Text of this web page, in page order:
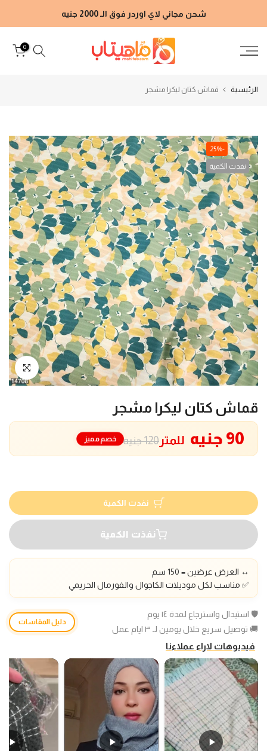
إلى
شحن مجاني لاي اوردر فوق الـ 2000 جنيه
0
الرئيسية قماش كتان ليكرا مشجر
-25%
نفدت الكمية
انقر للتكبير
قماش كتان ليكرا مشجر
120 جنيه 90 جنيه للمتر خصم مميز
نفدت الكمية
نفذت الكمية
↔️ العرض عرضين = 150 سم
✅ مناسب لكل موديلات الكاجوال والفورمال الحريمي
🛡️ استبدال واسترجاع لمدة ١٤ يوم
🚚 توصيل سريع خلال يومين لـ ٣ ايام عمل
دليل المقاسات
فيديوهات لاراء عملاءنا